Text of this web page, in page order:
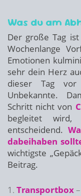
Was du am
Der große Tag
Wochenlange
Emotionen
sehr dein Herz
dieser Tag
Unbekannte.
Schritt nicht von
begleitet
entscheidend.
dabeihaben
wichtigste
Beitrag.
1. Transportbox